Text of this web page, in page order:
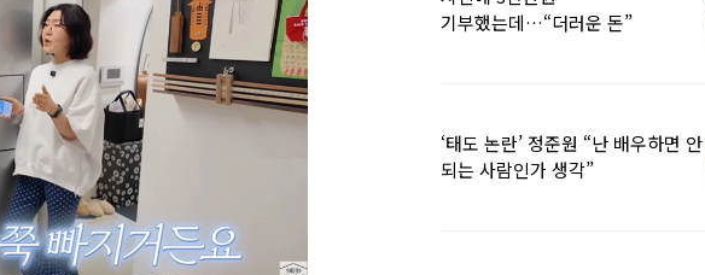
기부했는데…“더러운 돈”
‘태도 논란’ 정준원 “난 배우하면 안
되는 사람인가 생각”